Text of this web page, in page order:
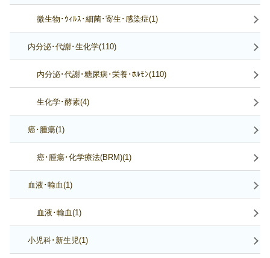
微生物･ｳｨﾙｽ･細菌･寄生･感染症(1)
内分泌･代謝･生化学(110)
内分泌･代謝･糖尿病･栄養･ﾎﾙﾓﾝ(110)
生化学･酵素(4)
癌･腫瘍(1)
癌･腫瘍･化学療法(BRM)(1)
血液･輸血(1)
血液･輸血(1)
小児科･新生児(1)